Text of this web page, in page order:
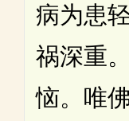
病为患
祸深重
恼。唯